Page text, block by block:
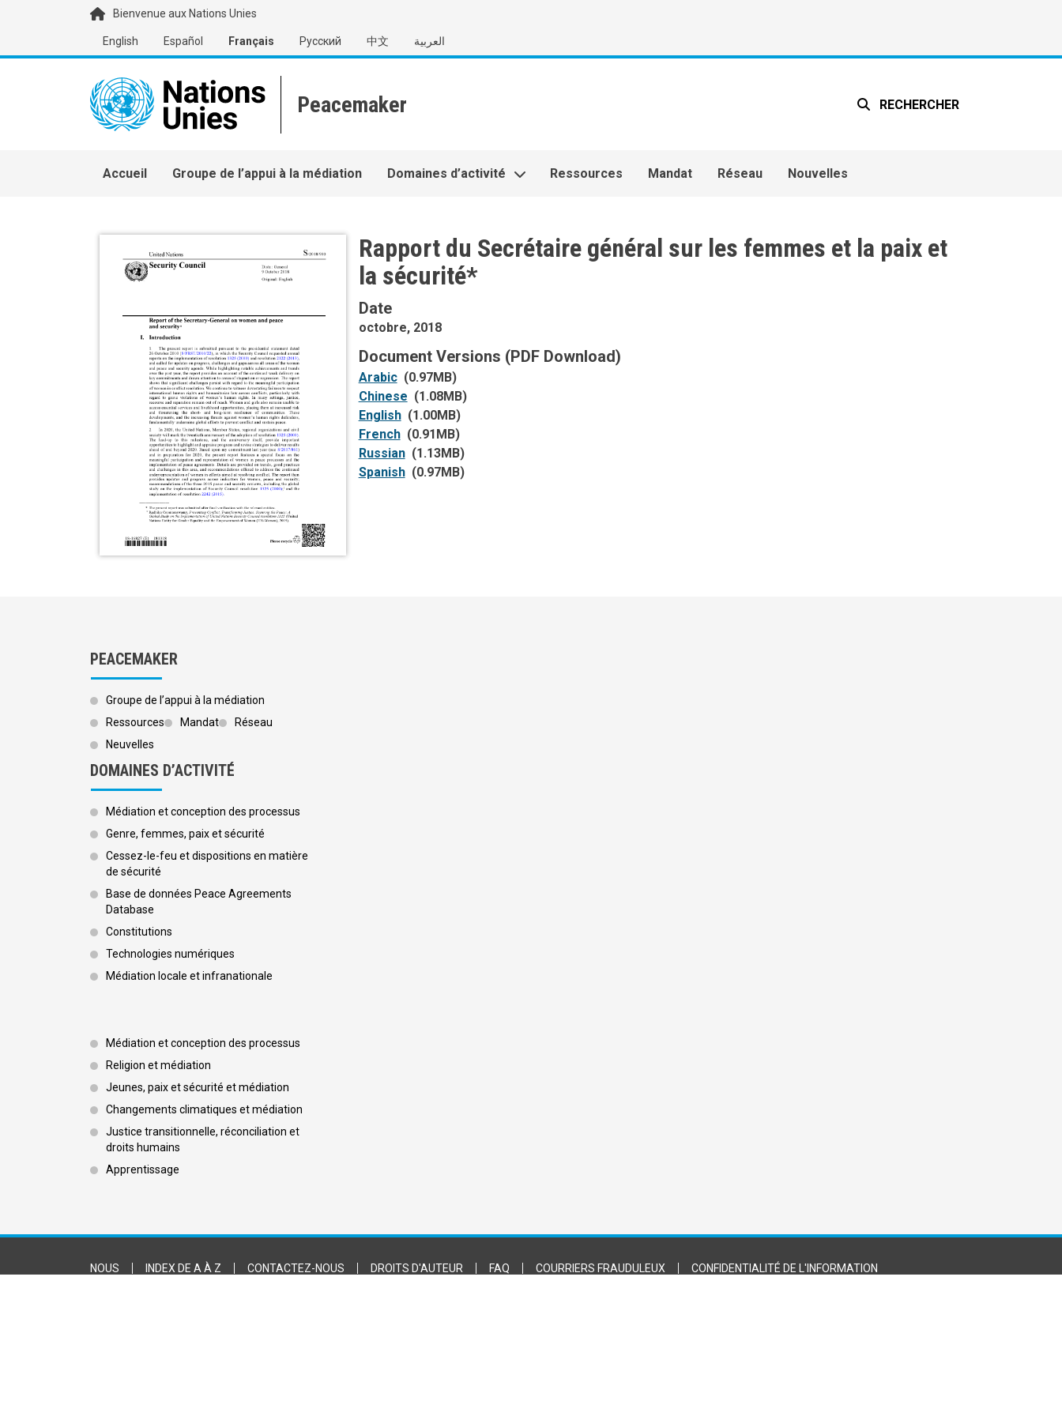
Aller au contenu principalBienvenue aux Nations Unies
English Español Français Русский 中文 العربية
RECHERCHER
Main navigation
Accueil Groupe de l’appui à la médiation Domaines d’activité Ressources Mandat Réseau Nouvelles
Rapport du Secrétaire général sur les femmes et la paix et
la sécurité*
Date
octobre, 2018
Document Versions (PDF Download)
Arabic (0.97MB)
Chinese (1.08MB)
English (1.00MB)
French (0.91MB)
Russian (1.13MB)
Spanish (0.97MB)
PEACEMAKER
Groupe de l’appui à la médiation
Ressources
Mandat
Réseau
Neuvelles
DOMAINES D’ACTIVITÉ
Médiation et conception des processus
Genre, femmes, paix et sécurité
Cessez-le-feu et dispositions en matière
de sécurité
Base de données Peace Agreements
Database
Constitutions
Technologies numériques
Médiation locale et infranationale
Footer 3
Médiation et conception des processus
Religion et médiation
Jeunes, paix et sécurité et médiation
Changements climatiques et médiation
Justice transitionnelle, réconciliation et
droits humains
Apprentissage
Footer Bottom
NOUS INDEX DE A À Z CONTACTEZ-NOUS DROITS D'AUTEUR FAQ COURRIERS FRAUDULEUX CONFIDENTIALITÉ DE L'INFORMATION